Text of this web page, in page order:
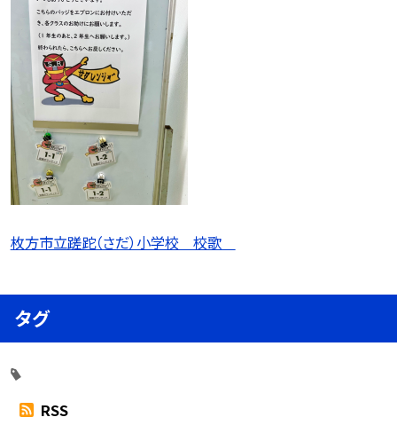
枚方市立蹉跎（さだ）小学校 校歌
タグ
RSS